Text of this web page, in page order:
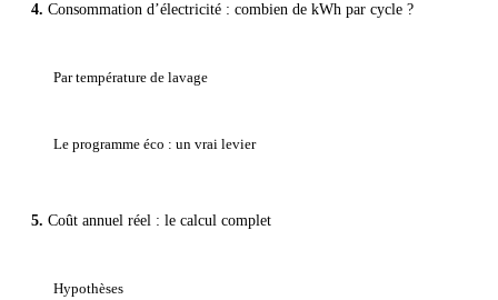
Consommation d’électricité : combien de kWh par cycle ?
Par température de lavage
Le programme éco : un vrai levier
Coût annuel réel : le calcul complet
Hypothèses